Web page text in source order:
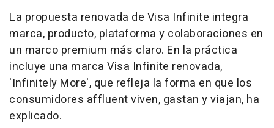
La propuesta renovada de Visa Infinite integra
marca, producto, plataforma y colaboraciones en
un marco premium más claro. En la práctica
incluye una marca Visa Infinite renovada,
'Infinitely More', que refleja la forma en que los
consumidores affluent viven, gastan y viajan, ha
explicado.